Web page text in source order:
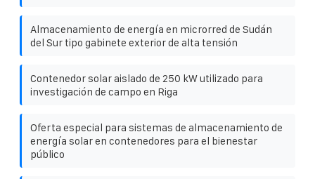
Almacenamiento de energía en microrred de Sudán
del Sur tipo gabinete exterior de alta tensión
Contenedor solar aislado de 250 kW utilizado para
investigación de campo en Riga
Oferta especial para sistemas de almacenamiento de
energía solar en contenedores para el bienestar
público